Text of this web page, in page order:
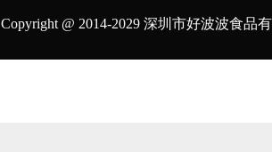
Copyright @ 2014-2029 深圳市好波波食品